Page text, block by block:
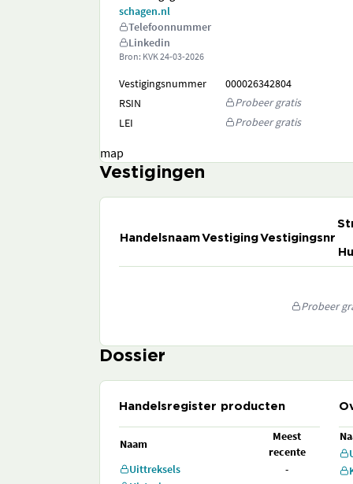
schagen.nl
Telefoonnummer
Linkedin
Bron: KVK24-03-2026
Vestigingsnummer
000026342804
RSIN
Probeer gratis
LEI
Probeer gratis
map
Vestigingen
HandelsnaamVestigingVestigingsnr
Probeer
Dossier
Handelsregister producten
Naam
Meest
recente
Uittreksels
-